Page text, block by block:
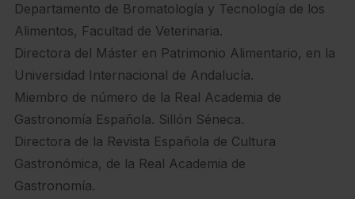
Departamento de Bromatología y Tecnología de los
Alimentos, Facultad de Veterinaria.
Directora del Máster en Patrimonio Alimentario, en la
Universidad Internacional de Andalucía.
Miembro de número de la Real Academia de
Gastronomía Española. Sillón Séneca.
Directora de la Revista Española de Cultura
Gastronómica, de la Real Academia de
Gastronomía.